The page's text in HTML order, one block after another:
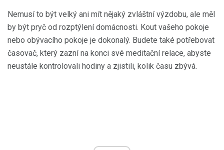
Nemusí to být velký ani mít nějaký zvláštní výzdobu, ale měl
by být pryč od rozptýlení domácnosti. Kout vašeho pokoje
nebo obývacího pokoje je dokonalý. Budete také potřebovat
časovač, který zazní na konci své meditační relace, abyste
neustále kontrolovali hodiny a zjistili, kolik času zbývá.